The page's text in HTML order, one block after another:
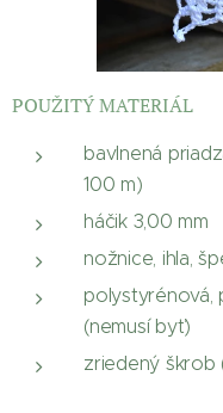
POUŽITÝ MATERIÁL
bavlnená
100 m)
háčik 3,00 mm
nožnice, ihla,
polystyrénová,
(nemusí byť)
zriedený škrob